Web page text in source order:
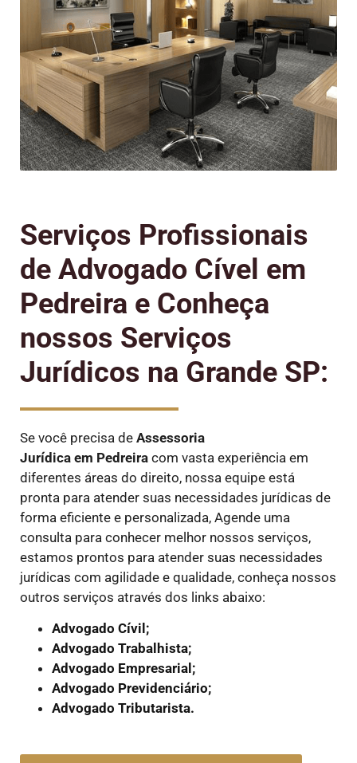
Serviços Profissionais
de Advogado Cível em
Pedreira e Conheça
nossos Serviços
Jurídicos na Grande SP:
Se você precisa de Assessoria
Jurídica em Pedreira com vasta experiência em
diferentes áreas do direito, nossa equipe está
pronta para atender suas necessidades jurídicas de
forma eficiente e personalizada, Agende uma
consulta para conhecer melhor nossos serviços,
estamos prontos para atender suas necessidades
jurídicas com agilidade e qualidade, conheça nossos
outros serviços através dos links abaixo:
Advogado Cívil;
Advogado Trabalhista;
Advogado Empresarial;
Advogado Previdenciário;
Advogado Tributarista.